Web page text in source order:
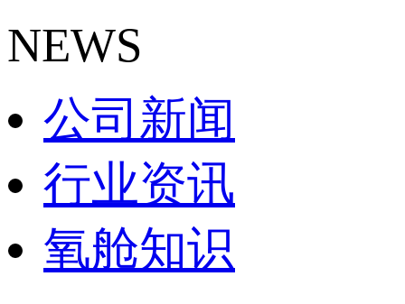
NEWS
公司新闻
行业资讯
氧舱知识